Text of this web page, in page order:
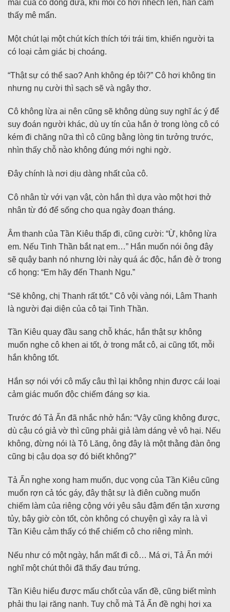
mái của cô đong đưa, khi môi cô hơi nhếch lên, hắn cảm
thấy mê mẩn.
Một chút lại một chút kích thích tới trái tim, khiến người ta
có loại cảm giác bị choáng.
“Thật sự có thể sao? Anh không ép tôi?” Cô hơi không tin
nhưng nụ cười thì sạch sẽ và ngây thơ.
Cô không lừa ai nên cũng sẽ không dùng suy nghĩ ác ý để
suy đoán người khác, dù uy tín của hắn ở trong lòng cô có
kém đi chăng nữa thì cô cũng bằng lòng tin tưởng trước,
nhìn thấy chỗ nào không đúng mới nghi ngờ.
Đây chính là nơi dịu dàng nhất của cô.
Cô nhân từ với vạn vật, còn hắn thì dựa vào một hơi thở
nhân từ đó để sống cho qua ngày đoạn tháng.
Âm thanh của Tần Kiêu thấp đi, cũng cười: “Ừ, không lừa
em. Nếu Tinh Thần bắt nạt em…” Hắn muốn nói ông đây
sẽ quậy banh nó nhưng lời này quá ác độc, hắn đè ở trong
cổ họng: “Em hãy đến Thanh Ngu.”
“Sẽ không, chị Thanh rất tốt.” Cô vội vàng nói, Lâm Thanh
là người đại diện của cô tại Tinh Thần.
Tần Kiêu quay đầu sang chỗ khác, hắn thật sự không
muốn nghe cô khen ai tốt, ở trong mắt cô, ai cũng tốt, mỗi
hắn không tốt.
Hắn sợ nói với cô mấy câu thì lại không nhịn được cái loại
cảm giác muốn độc chiếm đáng sợ kia.
Trước đó Tả Ấn đã nhắc nhở hắn: “Vậy cũng không được,
dù cậu có giả vờ thì cũng phải giả làm dáng vẻ vô hại. Nếu
không, đừng nói là Tô Lăng, ông đây là một thằng đàn ông
cũng bị cậu dọa sợ đó biết không?”
Tả Ấn nghe xong ham muốn, dục vọng của Tần Kiêu cũng
muốn rợn cả tóc gáy, đây thật sự là điên cuồng muốn
chiếm làm của riêng cộng với yêu sâu đậm đến tận xương
tủy, bây giờ còn tốt, còn không có chuyện gì xảy ra là vì
Tần Kiêu cảm thấy có thể chiếm cô cho riêng mình.
Nếu như có một ngày, hắn mất đi cô… Má ơi, Tả Ấn mới
nghĩ một chút thôi đã thấy đau trứng.
Tần Kiêu hiểu được mấu chốt của vấn đề, cũng biết mình
phải thu lại răng nanh. Tuy chỗ mà Tả Ấn đề nghị hơi xa